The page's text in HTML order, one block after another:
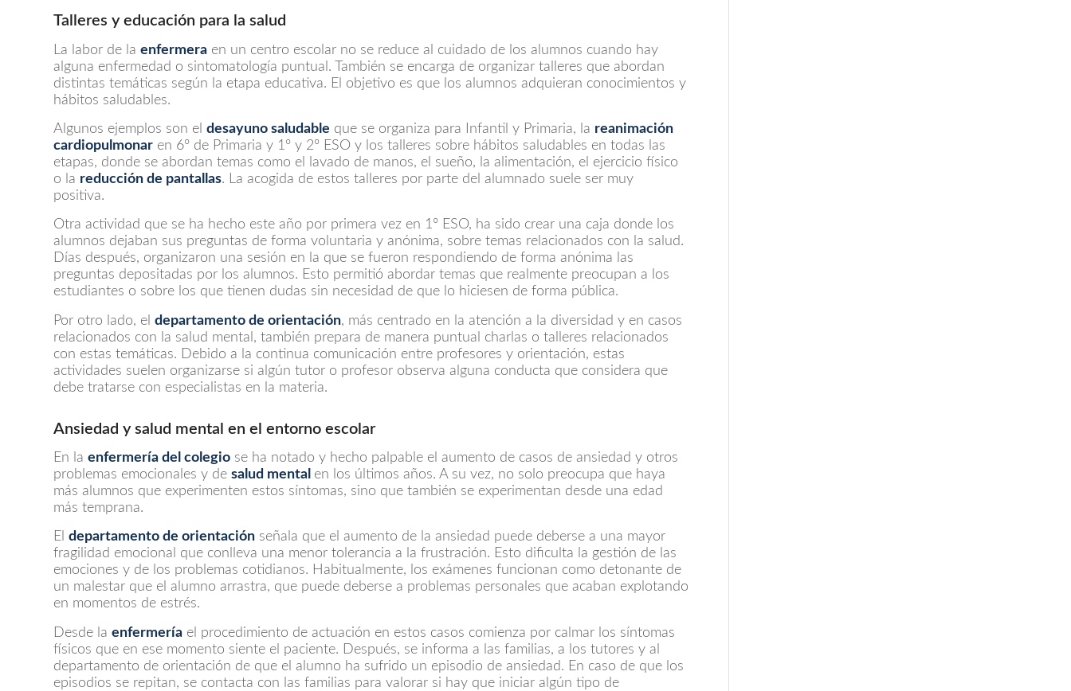
Talleres y educación para la salud
La labor de la enfermera en un centro escolar no se reduce al cuidado de los alumnos cuando hay
alguna enfermedad o sintomatología puntual. También se encarga de organizar talleres que abordan
distintas temáticas según la etapa educativa. El objetivo es que los alumnos adquieran conocimientos y
hábitos saludables.
Algunos ejemplos son el desayuno saludable que se organiza para Infantil y Primaria, la reanimación
cardiopulmonar en 6º de Primaria y 1º y 2º ESO y los talleres sobre hábitos saludables en todas las
etapas, donde se abordan temas como el lavado de manos, el sueño, la alimentación, el ejercicio físico
o la reducción de pantallas. La acogida de estos talleres por parte del alumnado suele ser muy
positiva.
Otra actividad que se ha hecho este año por primera vez en 1º ESO, ha sido crear una caja donde los
alumnos dejaban sus preguntas de forma voluntaria y anónima, sobre temas relacionados con la salud.
Días después, organizaron una sesión en la que se fueron respondiendo de forma anónima las
preguntas depositadas por los alumnos. Esto permitió abordar temas que realmente preocupan a los
estudiantes o sobre los que tienen dudas sin necesidad de que lo hiciesen de forma pública.
Por otro lado, el departamento de orientación, más centrado en la atención a la diversidad y en casos
relacionados con la salud mental, también prepara de manera puntual charlas o talleres relacionados
con estas temáticas. Debido a la continua comunicación entre profesores y orientación, estas
actividades suelen organizarse si algún tutor o profesor observa alguna conducta que considera que
debe tratarse con especialistas en la materia.
Ansiedad y salud mental en el entorno escolar
En la enfermería del colegio se ha notado y hecho palpable el aumento de casos de ansiedad y otros
problemas emocionales y de salud mental en los últimos años. A su vez, no solo preocupa que haya
más alumnos que experimenten estos síntomas, sino que también se experimentan desde una edad
más temprana.
El departamento de orientación señala que el aumento de la ansiedad puede deberse a una mayor
fragilidad emocional que conlleva una menor tolerancia a la frustración. Esto dificulta la gestión de las
emociones y de los problemas cotidianos. Habitualmente, los exámenes funcionan como detonante de
un malestar que el alumno arrastra, que puede deberse a problemas personales que acaban explotando
en momentos de estrés.
Desde la enfermería el procedimiento de actuación en estos casos comienza por calmar los síntomas
físicos que en ese momento siente el paciente. Después, se informa a las familias, a los tutores y al
departamento de orientación de que el alumno ha sufrido un episodio de ansiedad. En caso de que los
episodios se repitan, se contacta con las familias para valorar si hay que iniciar algún tipo de